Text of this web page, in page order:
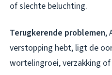
of slechte beluchting.
Terugkerende problemen,
verstopping hebt, ligt de
wortelingroei, verzakking